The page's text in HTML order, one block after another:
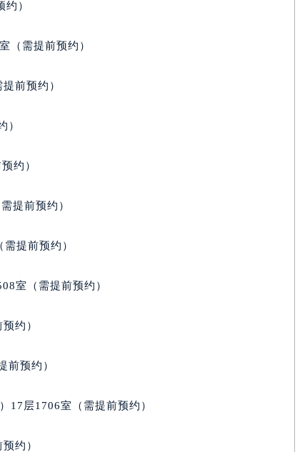
室（需提前预约）
室（需提前预约）
心写字楼（芙蓉广场）10层13室（需提前预约）
权店）3层整层（需提前预约）
权店）1层整层（需提前预约）
提前预约）
前预约）
907室（需提前预约）
（需提前预约）
需提前预约）
室（需提前预约）
）
（需提前预约）
前预约）
）
约）
提前预约）
提前预约）
室（需提前预约）
约）
前预约）
17层1706室（需提前预约）
约）